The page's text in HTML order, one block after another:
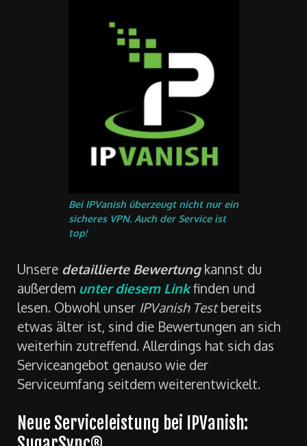
Bei IPVanish überzeugt nicht nur ein
sicheres VPN. Auch der Service ist
top!
Unsere detaillierte Bewertungkannst du
außerdem unter diesem Linkfinden und
lesen. Obwohl unser IPVanish Testbereits
etwas älter ist, sind die Bewertungen an sich
weiterhin zutreffend. Allerdings hat sich das
Serviceangebot genauso wie der
Serviceumfang seitdem weiterentwickelt.
Neue Serviceleistung bei IPVanish: